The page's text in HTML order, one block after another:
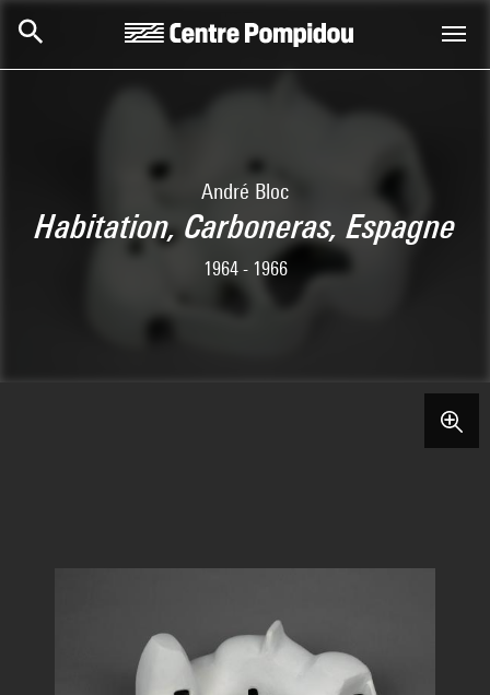
André Bloc
Habitation, Carboneras, Espagne
1964 - 1966